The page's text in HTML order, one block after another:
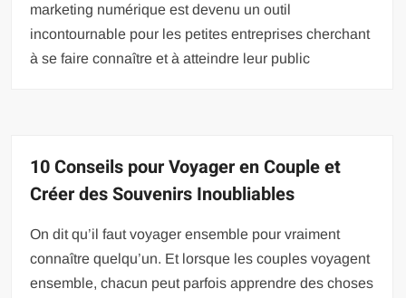
marketing numérique est devenu un outil
incontournable pour les petites entreprises cherchant
à se faire connaître et à atteindre leur public
10 Conseils pour Voyager en Couple et
Créer des Souvenirs Inoubliables
On dit qu’il faut voyager ensemble pour vraiment
connaître quelqu’un. Et lorsque les couples voyagent
ensemble, chacun peut parfois apprendre des choses